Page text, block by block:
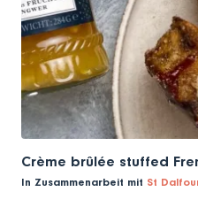
Crème brûlée stuffed
In Zusammenarbeit mit St